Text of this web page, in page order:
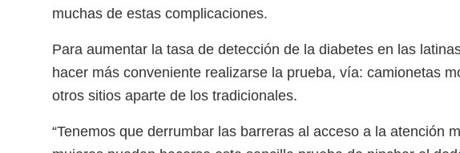
muchas de estas complicaciones.
Para aumentar la tasa de detección de la diabetes en las
hacer más conveniente realizarse la prueba, vía: camionetas
otros sitios aparte de los tradicionales.
“Tenemos que derrumbar las barreras al acceso a la atención